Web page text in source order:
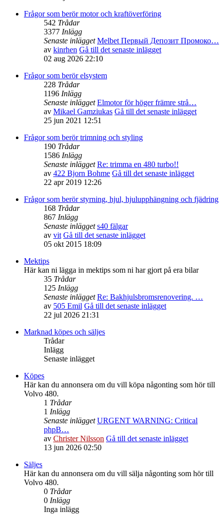
Frågor som berör motor och kraftöverföring
542 Trådar
3377 Inlägg
Senaste inlägget Melbet Первый Депозит Промоко…
av kinrhen Gå till det senaste inlägget
02 aug 2026 22:10
Frågor som berör elsystem
228 Trådar
1196 Inlägg
Senaste inlägget Elmotor för höger främre strå…
av Mikael Gamziukas Gå till det senaste inlägget
25 jun 2021 12:51
Frågor som berör trimning och styling
190 Trådar
1586 Inlägg
Senaste inlägget Re: trimma en 480 turbo!!
av 422 Bjorn Bohme Gå till det senaste inlägget
22 apr 2019 12:26
Frågor som berör styrning, hjul, hjulupphängning och fjädring
168 Trådar
867 Inlägg
Senaste inlägget s40 fälgar
av vit Gå till det senaste inlägget
05 okt 2015 18:09
Mektips
Här kan ni lägga in mektips som ni har gjort på era bilar
35 Trådar
125 Inlägg
Senaste inlägget Re: Bakhjulsbromsrenovering. …
av 505 Emil Gå till det senaste inlägget
22 jul 2026 21:31
Marknad köpes och säljes
Trådar
Inlägg
Senaste inlägget
Köpes
Här kan du annonsera om du vill köpa någonting som hör till
Volvo 480.
1 Trådar
1 Inlägg
Senaste inlägget URGENT WARNING: Critical
phpB…
av Christer Nilsson Gå till det senaste inlägget
13 jun 2026 02:50
Säljes
Här kan du annonsera om du vill sälja någonting som hör till
Volvo 480.
0 Trådar
0 Inlägg
Inga inlägg